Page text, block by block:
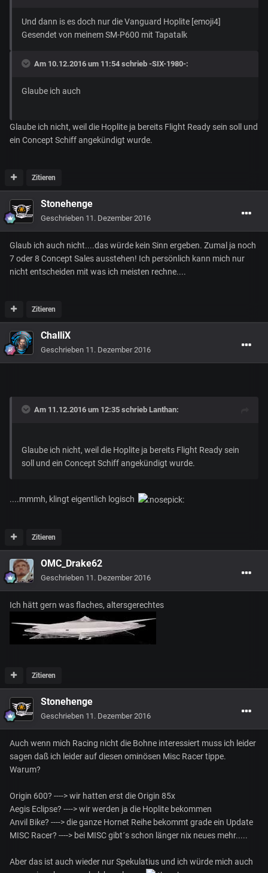
Und dann is es doch nur die Vanguard Hoplite [emoji4]
Gesendet von meinem SM-P600 mit Tapatalk
Am 10.12.2016 um 11:54 schrieb -SIX-1980-:
Glaube ich auch
Glaube ich nicht, weil die Hoplite ja bereits Flight Ready sein soll und
ein Concept Schiff angekündigt wurde.
Zitieren
Stonehenge
Geschrieben 11. Dezember 2016
Glaub ich auch nicht....das würde kein Sinn ergeben. Zumal ja noch
7 oder 8 Concept Sales ausstehen! Ich persönlich kann mich nur
nicht entscheiden mit was ich meisten rechne....
Zitieren
ChalliX
Geschrieben 11. Dezember 2016
Am 11.12.2016 um 12:35 schrieb Lanthan:
Glaube ich nicht, weil die Hoplite ja bereits Flight Ready sein
soll und ein Concept Schiff angekündigt wurde.
....mmmh, klingt eigentlich logisch
Zitieren
OMC_Drake62
Geschrieben 11. Dezember 2016
Ich hätt gern was flaches, altersgerechtes
Zitieren
Stonehenge
Geschrieben 11. Dezember 2016
Auch wenn mich Racing nicht die Bohne interessiert muss ich leider
sagen daß ich leider auf diesen ominösen Misc Racer tippe.
Warum?
Origin 600? ----> wir hatten erst die Origin 85x
Aegis Eclipse? ----> wir werden ja die Hoplite bekommen
Anvil Bike? ----> die ganze Hornet Reihe bekommt grade ein Update
MISC Racer? ----> bei MISC gibt´s schon länger nix neues mehr.....
Aber das ist auch wieder nur Spekulatius und ich würde mich auch